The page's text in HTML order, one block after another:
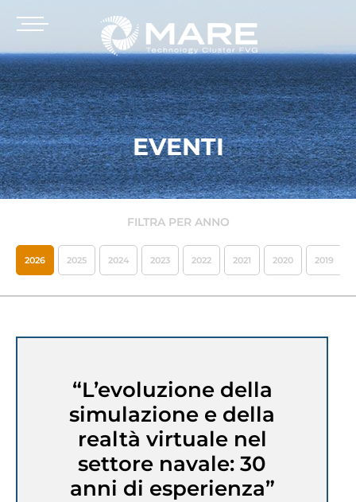
EVENTI
FILTRA PER ANNO
2026 2025 2024 2023 2022 2021 2020 2019
“L’evoluzione della
simulazione e della
realtà virtuale nel
settore navale: 30
anni di esperienza”